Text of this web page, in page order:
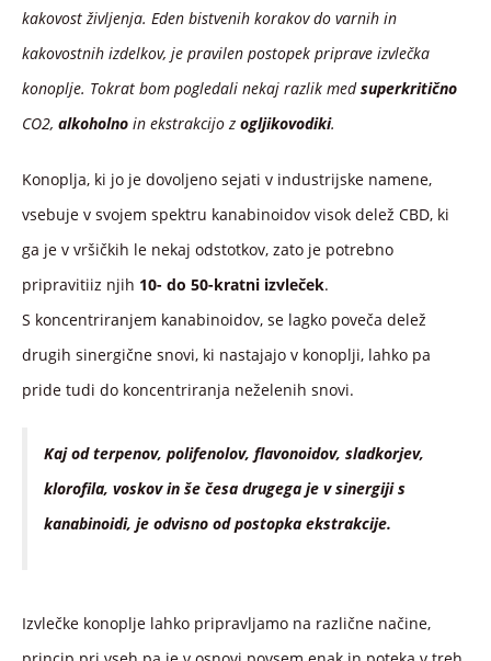
kakovost življenja. Eden bistvenih korakov do varnih in
kakovostnih izdelkov, je pravilen postopek priprave izvlečka
konoplje. Tokrat bom pogledali nekaj razlik medsuperkritično
CO2, alkoholno in ekstrakcijo z ogljikovodiki.
Konoplja, ki jo je dovoljeno sejati v industrijske namene,
vsebuje v svojem spektru kanabinoidov visok delež CBD, ki
ga je v vršičkih le nekaj odstotkov, zato je potrebno
pripravitiiz njih 10- do 50-kratni izvleček.
S koncentriranjem kanabinoidov, se lagko poveča delež
drugih sinergične snovi, ki nastajajo v konoplji, lahko pa
pride tudi do koncentriranja neželenih snovi.
Kaj od terpenov, polifenolov, flavonoidov, sladkorjev,
klorofila, voskov in še česa drugega je v sinergiji s
kanabinoidi, je odvisno od postopka ekstrakcije.
Izvlečke konoplje lahko pripravljamo na različne načine,